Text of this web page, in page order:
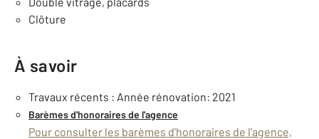
Clôture
À savoir
Travaux récents : Année rénovation: 2021
Barèmes d'honoraires de l'agence
Pour consulter les barèmes d'honoraires de l'agence,